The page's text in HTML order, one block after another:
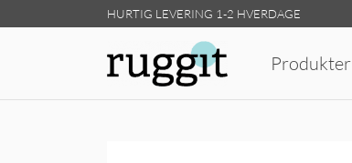
HURTIG LEVERING 1-2 HVERDAGE
Produkter